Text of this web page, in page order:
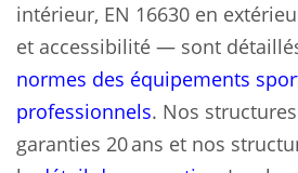
intérieur, EN 16630 en
et accessibilité — sont
normes des équipements
professionnels. Nos
garanties 20 ans et nos